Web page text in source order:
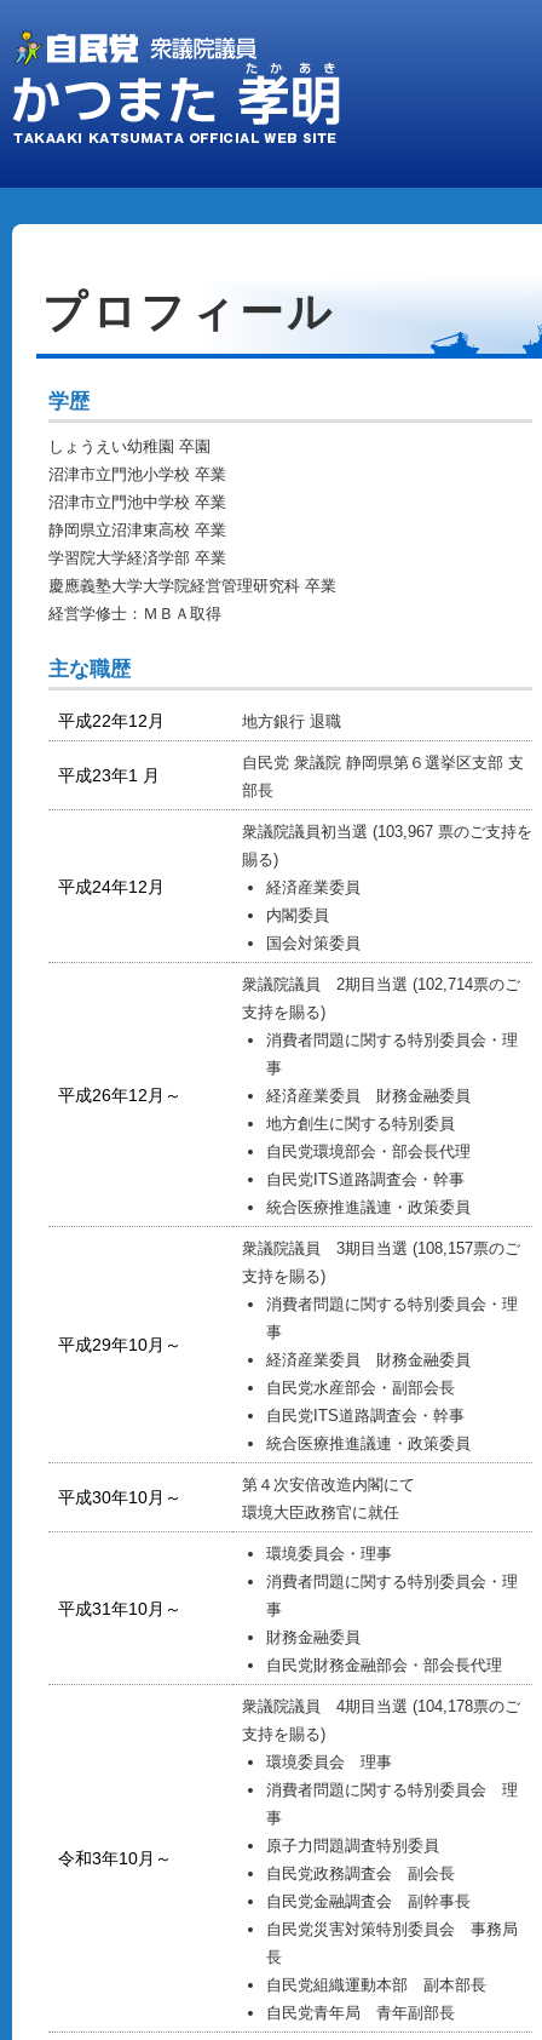
プロフィール
学歴
しょうえい幼稚園 卒園
沼津市立門池小学校 卒業
沼津市立門池中学校 卒業
静岡県立沼津東高校 卒業
学習院大学経済学部 卒業
慶應義塾大学大学院経営管理研究科 卒業
経営学修士：ＭＢＡ取得
主な職歴
平成22年12月 地方銀行 退職
平成23年1 月
自民党 衆議院 静岡県第６選挙区支部 支
部長
平成24年12月
衆議院議員初当選 (103,967 票のご支持を
賜る)
経済産業委員
内閣委員
国会対策委員
平成26年12月～
衆議院議員 2期目当選 (102,714票のご
支持を賜る)
消費者問題に関する特別委員会・理
事
経済産業委員 財務金融委員
地方創生に関する特別委員
自民党環境部会・部会長代理
自民党ITS道路調査会・幹事
統合医療推進議連・政策委員
平成29年10月～
衆議院議員 3期目当選 (108,157票のご
支持を賜る)
消費者問題に関する特別委員会・理
事
経済産業委員 財務金融委員
自民党水産部会・副部会長
自民党ITS道路調査会・幹事
統合医療推進議連・政策委員
平成30年10月～
第４次安倍改造内閣にて
環境大臣政務官に就任
平成31年10月～
環境委員会・理事
消費者問題に関する特別委員会・理
事
財務金融委員
自民党財務金融部会・部会長代理
令和3年10月～
衆議院議員 4期目当選 (104,178票のご
支持を賜る)
環境委員会 理事
消費者問題に関する特別委員会 理
事
原子力問題調査特別委員
自民党政務調査会 副会長
自民党金融調査会 副幹事長
自民党災害対策特別委員会 事務局
長
自民党組織運動本部 副本部長
自民党青年局 青年副部長